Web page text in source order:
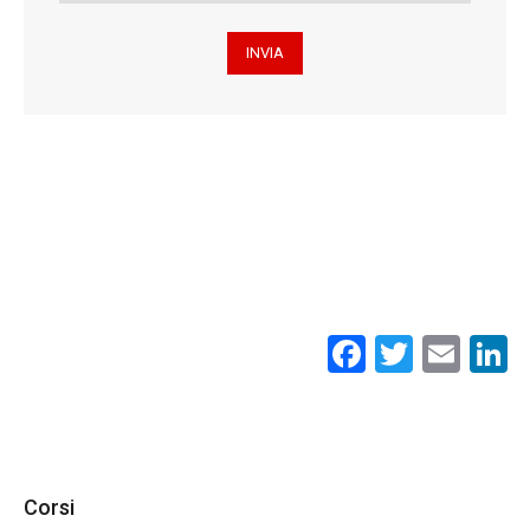
Facebook
Corsi